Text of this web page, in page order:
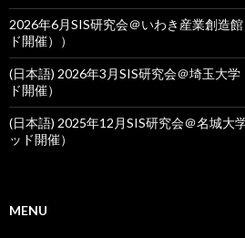
2026年6月SIS研究会＠いわき産業創造
ド開催））
(日本語) 2026年3月SIS研究会＠埼玉大
ド開催）
(日本語) 2025年12月SIS研究会＠名城大
ッド開催）
MENU